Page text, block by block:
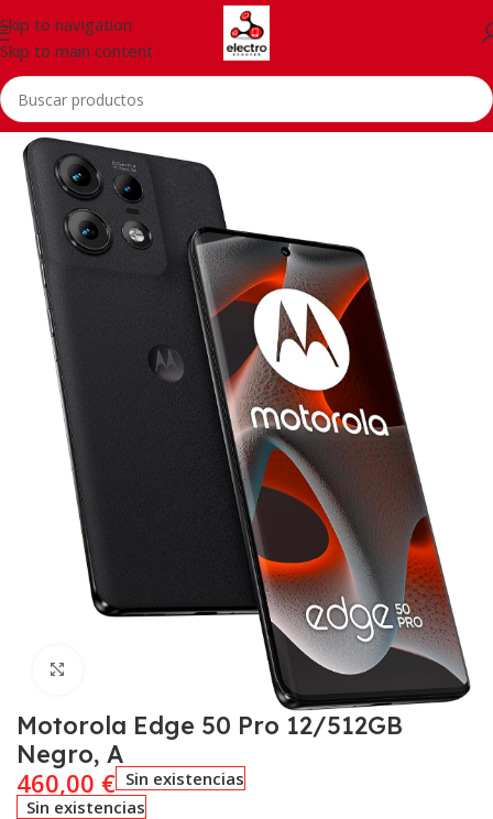
Skip to navigation
Skip to main content
Inicio/Telefonía/Motorola
Motorola Edge 50 Pro 12/512GB
Negro, A
460,00 € Sin existencias
Sin existencias